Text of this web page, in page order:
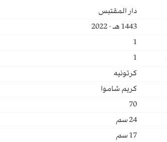
دار المقتبس
1443 هـ - 2022
1
1
كرتونيه
كريم شاموا
70
24سم
17سم